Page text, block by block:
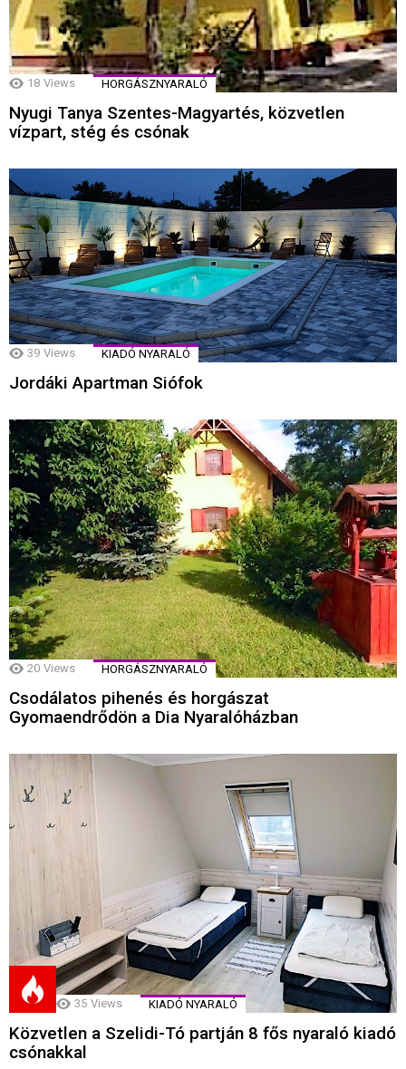
18 Views HORGÁSZNYARALÓ
Nyugi Tanya Szentes-Magyartés, közvetlen
vízpart, stég és csónak
39 Views KIADÓ NYARALÓ
Jordáki Apartman Siófok
20 Views HORGÁSZNYARALÓ
Csodálatos pihenés és horgászat
Gyomaendrődön a Dia Nyaralóházban
35 Views KIADÓ NYARALÓ
Közvetlen a Szelidi-Tó partján 8 fős nyaraló kiadó
csónakkal